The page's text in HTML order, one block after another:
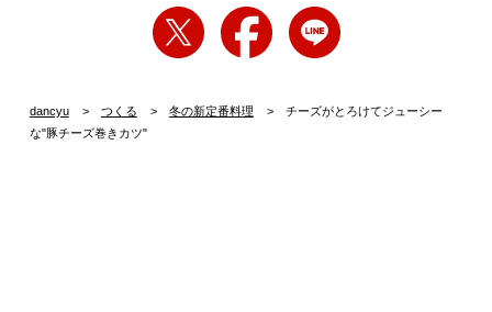
dancyu つくる 冬の新定番料理
チーズがとろけてジューシー
な"豚チーズ巻きカツ"